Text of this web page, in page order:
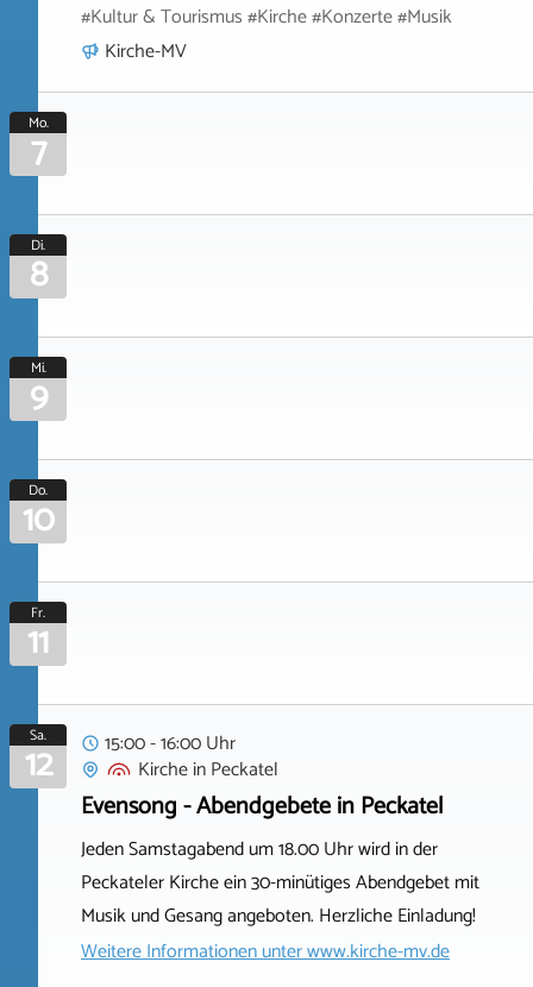
#Kultur & Tourismus #Kirche #Konzerte #Musik
Kirche-MV
Mo.
7
Di.
8
Mi.
9
Do.
10
Fr.
11
Sa.
12
15:00 - 16:00 Uhr
KircheinPeckatel
Evensong - Abendgebete in Peckatel
Jeden Samstagabend um 18.00 Uhr wird in der
Peckateler Kirche ein 30-minütiges Abendgebet mit
Musik und Gesang angeboten. Herzliche Einladung!
Weitere Informationen unterwww.kirche-mv.de